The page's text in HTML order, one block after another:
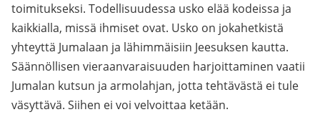
toimitukseksi. Todellisuudessa usko elää kodeissa ja
kaikkialla, missä ihmiset ovat. Usko on jokahetkistä
yhteyttä Jumalaan ja lähimmäisiin Jeesuksen kautta.
Säännöllisen vieraanvaraisuuden harjoittaminen vaatii
Jumalan kutsun ja armolahjan, jotta tehtävästä ei tule
väsyttävä. Siihen ei voi velvoittaa ketään.